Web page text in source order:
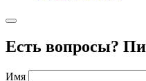
Есть вопросы?
Имя